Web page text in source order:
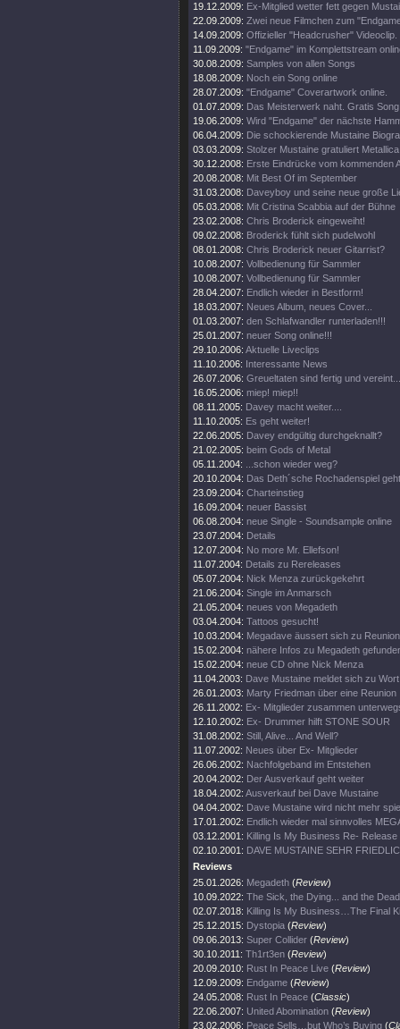
19.12.2009: Ex-Mitglied wetter fett gegen
22.09.2009: Zwei neue Filmchen zum
14.09.2009: Offizieller "Headcrusher" Videoclip.
11.09.2009: "Endgame" im Komplettstream
30.08.2009: Samples von allen Songs
18.08.2009: Noch ein Song online
28.07.2009: "Endgame" Coverartwork online.
01.07.2009: Das Meisterwerk naht. Gratis
19.06.2009: Wird "Endgame" der nächste
06.04.2009: Die schockierende Mustaine
03.03.2009: Stolzer Mustaine gratuliert
30.12.2008: Erste Eindrücke vom kommenden
20.08.2008: Mit Best Of im September
31.03.2008: Daveyboy und seine neue große
05.03.2008: Mit Cristina Scabbia auf der Bühne
23.02.2008: Chris Broderick eingeweiht!
09.02.2008: Broderick fühlt sich pudelwohl
08.01.2008: Chris Broderick neuer Gitarrist?
10.08.2007: Vollbedienung für Sammler
10.08.2007: Vollbedienung für Sammler
28.04.2007: Endlich wieder in Bestform!
18.03.2007: Neues Album, neues Cover...
01.03.2007: den Schlafwandler runterladen!!!
25.01.2007: neuer Song online!!!
29.10.2006: Aktuelle Liveclips
11.10.2006: Interessante News
26.07.2006: Greueltaten sind fertig und vereint...
16.05.2006: miep! miep!!
08.11.2005: Davey macht weiter....
11.10.2005: Es geht weiter!
22.06.2005: Davey endgültig durchgeknallt?
21.02.2005: beim Gods of Metal
05.11.2004:
...schon wieder weg?
20.10.2004: Das Deth´sche Rochadenspiel
23.09.2004: Charteinstieg
16.09.2004: neuer Bassist
06.08.2004: neue Single - Soundsample online
23.07.2004: Details
12.07.2004: No more Mr. Ellefson!
11.07.2004: Details zu Rereleases
05.07.2004: Nick Menza zurückgekehrt
21.06.2004: Single im Anmarsch
21.05.2004: neues von Megadeth
03.04.2004: Tattoos gesucht!
10.03.2004: Megadave äussert sich zu Reunion
15.02.2004: nähere Infos zu Megadeth
15.02.2004: neue CD ohne Nick Menza
11.04.2003: Dave Mustaine meldet sich zu Wort
26.01.2003: Marty Friedman über eine Reunion
26.11.2002: Ex- Mitglieder zusammen
12.10.2002: Ex- Drummer hilft STONE SOUR
31.08.2002: Still, Alive... And Well?
11.07.2002: Neues über Ex- Mitglieder
26.06.2002: Nachfolgeband im Entstehen
20.04.2002: Der Ausverkauf geht weiter
18.04.2002: Ausverkauf bei Dave Mustaine
04.04.2002: Dave Mustaine wird nicht mehr
17.01.2002: Endlich wieder mal sinnvolles
03.12.2001: Killing Is My Business Re- Release
02.10.2001: DAVE MUSTAINE SEHR
Reviews
25.01.2026: Megadeth (Review)
10.09.2022: The Sick, the Dying... and the
02.07.2018: Killing Is My Business…The Final
25.12.2015: Dystopia (Review)
09.06.2013: Super Collider (Review)
30.10.2011: Th1rt3en (Review)
20.09.2010: Rust In Peace Live (Review)
12.09.2009: Endgame (Review)
24.05.2008: Rust In Peace (Classic)
22.06.2007: United Abomination (Review)
23.02.2006: Peace Sells…but Who’s Buying (